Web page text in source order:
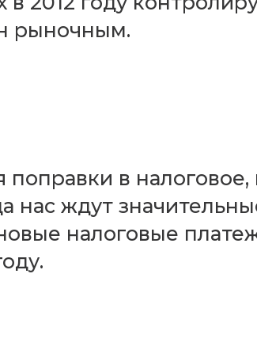
рыночным.
в
нас ждут
налоговые